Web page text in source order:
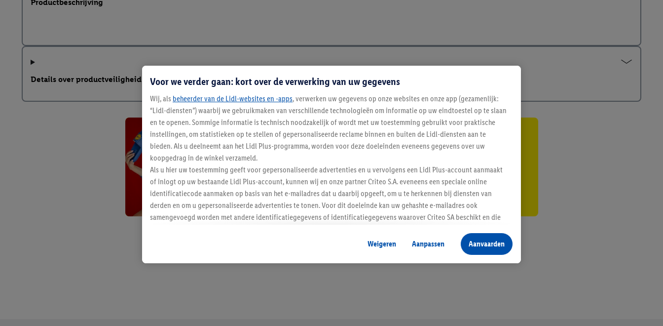
Productbeschrijving
Details over productveiligheid
Blijf op de hoogte
Inschrijven
Voor we verder gaan: kort over de verwerking van uw gegevens
Wij, als beheerder van de Lidl-websites en -apps, verwerken uw gegevens op onze websites en onze app (gezamenlijk:
“Lidl-diensten”) waarbij we gebruikmaken van verschillende technologieën om informatie op uw eindtoestel op te slaan
en te openen. Sommige informatie is technisch noodzakelijk of wordt met uw toestemming gebruikt voor praktische
instellingen, om statistieken op te stellen of gepersonaliseerde reclame binnen en buiten de Lidl-diensten aan te
bieden. Als u deelneemt aan het Lidl Plus-programma, worden voor deze doeleinden eveneens gegevens over uw
koopgedrag in de winkel verzameld.
Als u hier uw toestemming geeft voor gepersonaliseerde advertenties en u vervolgens een Lidl Plus-account aanmaakt
of inlogt op uw bestaande Lidl Plus-account, kunnen wij en onze partner Criteo S.A. eveneens een speciale online
identificatiecode aanmaken op basis van het e-mailadres dat u daarbij opgeeft, om u te herkennen bij diensten van
derden en om u gepersonaliseerde advertenties te tonen. Voor dit doeleinde kan uw gehashte e-mailadres ook
samengevoegd worden met andere identificatiegegevens of identificatiegegevens waarover Criteo SA beschikt en die
Als u hiermee akkoord gaat, kunnen advertenties in het kader van retargeting, d.w.z. advertenties voor producten waarin
u interesse hebt getoond (bijvoorbeeld door het product in de webshop aan uw winkelmandje toe te voegen, maar het
niet te kopen), ook op verschillende apparaten en verschillende Lidl-diensten worden weergegeven als er met behulp
Weigeren Aanpassen Aanvaarden